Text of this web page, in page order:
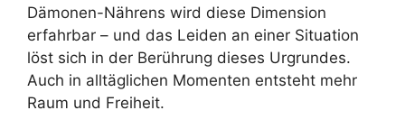
Dämonen-Nährens wird diese Dimension
erfahrbar – und das Leiden an einer Situation
löst sich in der Berührung dieses Urgrundes.
Auch in alltäglichen Momenten entsteht mehr
Raum und Freiheit.